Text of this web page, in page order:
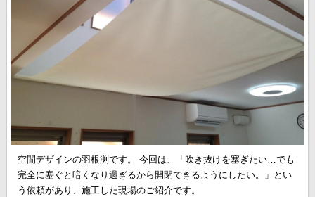
空間デザインの羽根渕です。 今回は、「吹き抜けを塞ぎたい…でも
完全に塞ぐと暗くなり過ぎるから開閉できるようにしたい。」とい
う依頼があり、施工した現場のご紹介です。